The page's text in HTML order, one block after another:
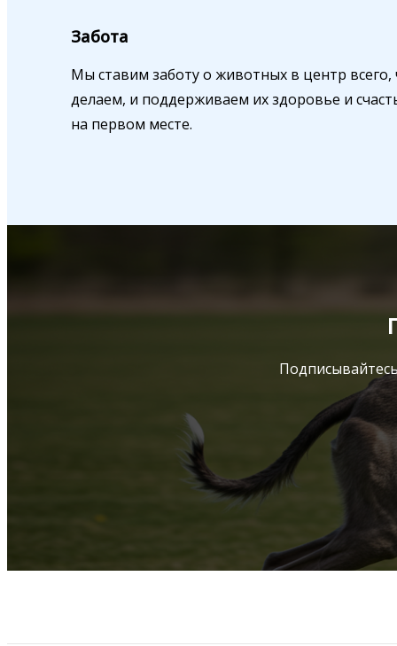
Забота
Мы ставим заботу о животных в центр всего,
делаем, и поддерживаем их здоровье и
на первом месте.